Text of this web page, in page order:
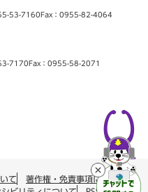
53-7160Fax：0955-82-4064
7170 Fax：0955-58-2071
て
著作権・免責事項について